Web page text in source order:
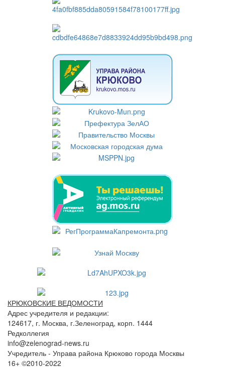
КРЮКОВСКИЕ ВЕДОМОСТИ
Адрес учредителя и редакции:
124617, г. Москва, г.Зеленоград, корп. 1444
Редколлегия
info@zelenograd-news.ru
Учредитель - Управа района Крюково города Москвы
16+ ©2010-2022